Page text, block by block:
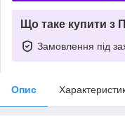
Що таке купити з
Замовлення під
Опис